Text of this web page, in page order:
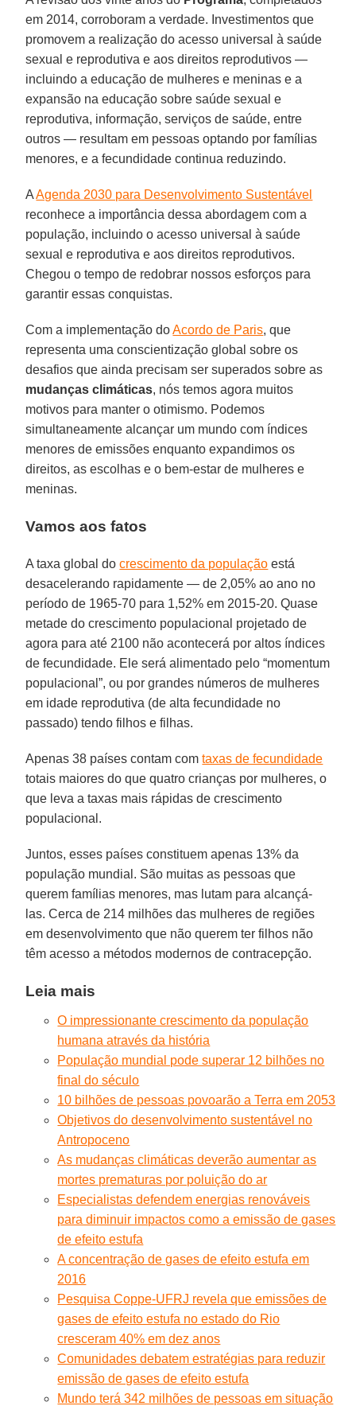
em 2014, corroboram a verdade. Investimentos que
promovem a realização do acesso universal à saúde
sexual e reprodutiva e aos direitos reprodutivos —
incluindo a educação de mulheres e meninas e a
expansão na educação sobre saúde sexual e
reprodutiva, informação, serviços de saúde, entre
outros — resultam em pessoas optando por famílias
menores, e a fecundidade continua reduzindo.
AAgenda 2030 para Desenvolvimento Sustentável
reconhece a importância dessa abordagem com a
população, incluindo o acesso universal à saúde
sexual e reprodutiva e aos direitos reprodutivos.
Chegou o tempo de redobrar nossos esforços para
garantir essas conquistas.
Com a implementação doAcordo de Paris, que
representa uma conscientização global sobre os
desafios que ainda precisam ser superados sobre as
mudanças climáticas, nós temos agora muitos
motivos para manter o otimismo. Podemos
simultaneamente alcançar um mundo com índices
menores de emissões enquanto expandimos os
direitos, as escolhas e o bem-estar de mulheres e
meninas.
Vamos aos fatos
A taxa global docrescimento da população está
desacelerando rapidamente — de 2,05% ao ano no
período de 1965-70 para 1,52% em 2015-20. Quase
metade do crescimento populacional projetado de
agora para até 2100 não acontecerá por altos índices
de fecundidade. Ele será alimentado pelo “momentum
populacional”, ou por grandes números de mulheres
em idade reprodutiva (de alta fecundidade no
passado) tendo filhos e filhas.
Apenas 38 países contam comtaxas de fecundidade
totais maiores do que quatro crianças por mulheres, o
que leva a taxas mais rápidas de crescimento
populacional.
Juntos, esses países constituem apenas 13% da
população mundial. São muitas as pessoas que
querem famílias menores, mas lutam para alcançá-
las. Cerca de 214 milhões das mulheres de regiões
em desenvolvimento que não querem ter filhos não
têm acesso a métodos modernos de contracepção.
Leia mais
O impressionante crescimento da população
humana através da história
População mundial pode superar 12 bilhões no
final do século
10 bilhões de pessoas povoarão a Terra em 2053
Objetivos do desenvolvimento sustentável no
Antropoceno
As mudanças climáticas deverão aumentar as
mortes prematuras por poluição do ar
Especialistas defendem energias renováveis
para diminuir impactos como a emissão de gases
de efeito estufa
A concentração de gases de efeito estufa em
2016
Pesquisa Coppe-UFRJ revela que emissões de
gases de efeito estufa no estado do Rio
cresceram 40% em dez anos
Comunidades debatem estratégias para reduzir
emissão de gases de efeito estufa
Mundo terá 342 milhões de pessoas em situação